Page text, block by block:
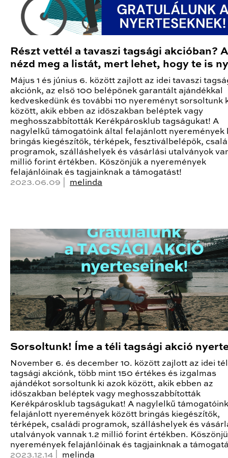
Részt vettél a tavaszi tagsági akcióban?
nézd meg a listát, mert lehet, hogy te is
Május 1 és június 6. között zajlott az idei tavaszi
akciónk, az első 100 belépőnek garantált ajándékkal
kedveskedünk és további 110 nyereményt sorsoltunk
között, akik ebben az időszakban beléptek vagy
meghosszabbították Kerékpárosklub tagságukat! A
nagylelkű támogatóink által felajánlott nyeremények
bringás kiegészítők, térképek, fesztiválbelépők,
programok, szálláshelyek és vásárlási utalványok
millió forint értékben. Köszönjük a nyeremények
felajánlóinak és tagjainknak a támogatást!
2023.06.09 | melinda
Sorsoltunk! Íme a téli tagsági akció
November 6. és december 10. között zajlott az idei
tagsági akciónk, több mint 150 értékes és izgalmas
ajándékot sorsoltunk ki azok között, akik ebben az
időszakban beléptek vagy meghosszabbították
Kerékpárosklub tagságukat! A nagylelkű
felajánlott nyeremények között bringás kiegészítők,
térképek, családi programok, szálláshelyek és
utalványok vannak 1.2 millió forint értékben.
nyeremények felajánlóinak és tagjainknak a
2023.12.14 | melinda